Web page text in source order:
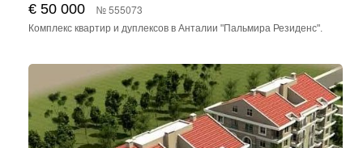
€ 50 000 № 555073
Комплекс квартир и дуплексов в Анталии "Пальмира Резиденс".